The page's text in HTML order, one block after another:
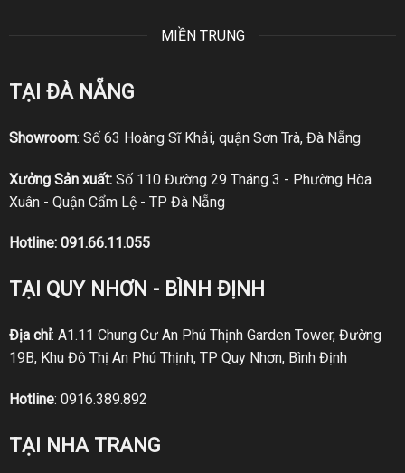
MIỀN TRUNG
TẠI ĐÀ NẴNG
Showroom: Số 63 Hoàng Sĩ Khải, quận Sơn Trà, Đà Nẵng
Xưởng Sản xuất:Số 110 Đường 29 Tháng 3 - Phường Hòa
Xuân - Quận Cẩm Lệ - TP Đà Nẵng
Hotline: 091.66.11.055
TẠI QUY NHƠN - BÌNH ĐỊNH
Địa chỉ: A1.11 Chung Cư An Phú Thịnh Garden Tower, Đường
19B, Khu Đô Thị An Phú Thịnh, TP Quy Nhơn, Bình Định
Hotline: 0916.389.892
TẠI NHA TRANG